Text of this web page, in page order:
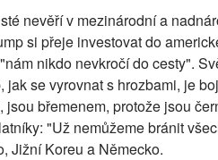
nevěří v mezinárodní a
si přeje investovat do
nikdo nevkročí do cesty".
jak se vyrovnat s hrozbami, je
jsou břemenem, protože jsou
"Už nemůžeme bránit
Jižní Koreu a Německo.